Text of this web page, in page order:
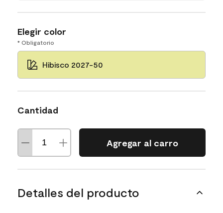
Elegir color
* Obligatorio
Hibisco 2027-50
Cantidad
Agregar al carro
Detalles del producto